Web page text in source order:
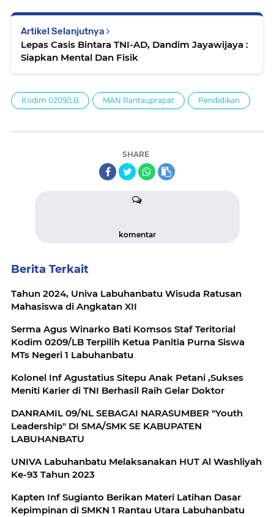
Artikel Selanjutnya
Lepas Casis Bintara TNI-AD, Dandim Jayawijaya :
Siapkan Mental Dan Fisik
Kodim 0209/LB MAN Rantauprapat Pendidikan
SHARE
komentar
Berita Terkait
Tahun 2024, Univa Labuhanbatu Wisuda Ratusan
Mahasiswa di Angkatan XII
Serma Agus Winarko Bati Komsos Staf Teritorial
Kodim 0209/LB Terpilih Ketua Panitia Purna Siswa
MTs Negeri 1 Labuhanbatu
Kolonel Inf Agustatius Sitepu Anak Petani ,Sukses
Meniti Karier di TNI Berhasil Raih Gelar Doktor
DANRAMIL 09/NL SEBAGAI NARASUMBER "Youth
Leadership" DI SMA/SMK SE KABUPATEN
LABUHANBATU
UNIVA Labuhanbatu Melaksanakan HUT Al Washliyah
Ke-93 Tahun 2023
Kapten Inf Sugianto Berikan Materi Latihan Dasar
Kepimpinan di SMKN 1 Rantau Utara Labuhanbatu